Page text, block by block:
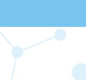
20:00